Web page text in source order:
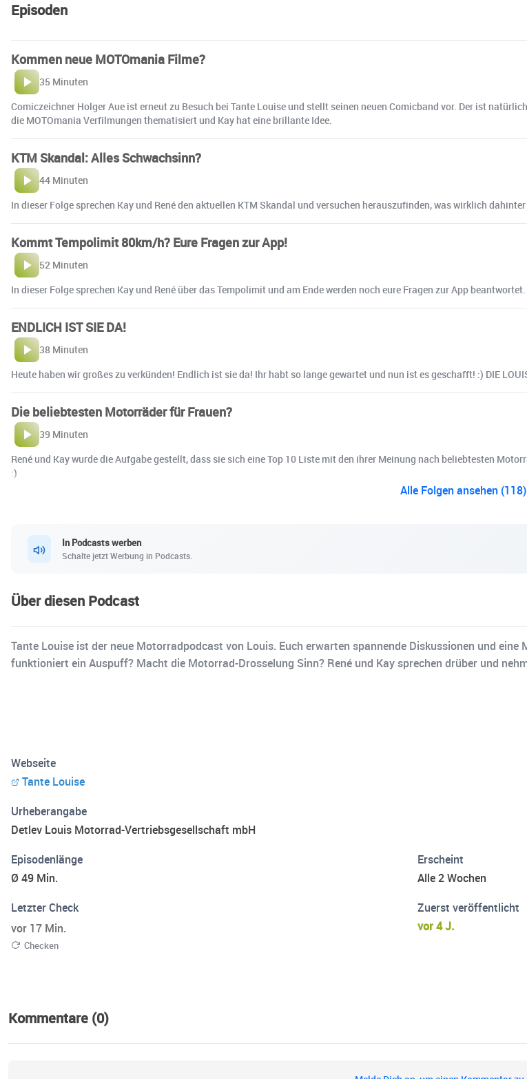
Episoden
Kommen neue MOTOmania Filme?
35 Minuten
Comiczeichner Holger Aue ist erneut zu Besuch bei Tante Louise und stellt seinen neuen Comicband vor. Der ist
die MOTOmania Verfilmungen thematisiert und Kay hat eine brillante Idee.
KTM Skandal: Alles Schwachsinn?
44 Minuten
In dieser Folge sprechen Kay und René den aktuellen KTM Skandal und versuchen herauszufinden, was wirklich
Kommt Tempolimit 80km/h? Eure Fragen zur App!
52 Minuten
In dieser Folge sprechen Kay und René über das Tempolimit und am Ende werden noch eure Fragen zur App beantwortet.
ENDLICH IST SIE DA!
38 Minuten
Heute haben wir großes zu verkünden! Endlich ist sie da! Ihr habt so lange gewartet und nun ist es geschafft! :) DIE
Die beliebtesten Motorräder für Frauen?
39 Minuten
René und Kay wurde die Aufgabe gestellt, dass sie sich eine Top 10 Liste mit den ihrer Meinung nach beliebtesten
:)
Alle Folgen ansehen (118)
In Podcasts werben
Schalte jetzt Werbung in Podcasts.
Über diesen Podcast
Tante Louise ist der neue Motorradpodcast von Louis. Euch erwarten spannende Diskussionen und
funktioniert ein Auspuff? Macht die Motorrad-Drosselung Sinn? René und Kay sprechen drüber und
Webseite
Tante Louise
Urheberangabe
Detlev Louis Motorrad-Vertriebsgesellschaft mbH
Episodenlänge
Ø 49 Min.
Erscheint
Alle 2 Wochen
Letzter Check
vor 17 Min.
Checken
Zuerst veröffentlicht
vor 4 J.
Kommentare (0)